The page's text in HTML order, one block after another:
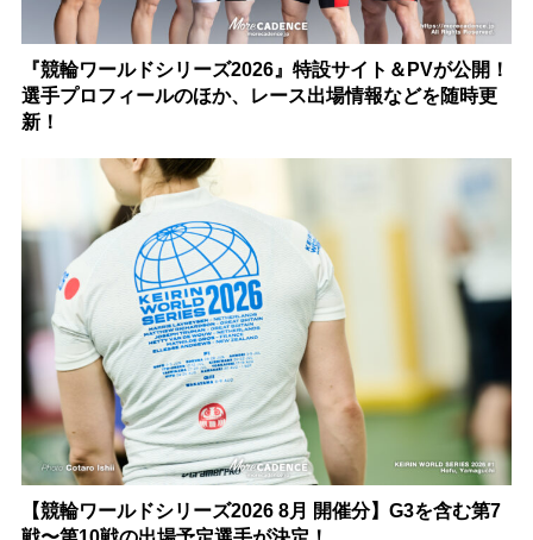
『競輪ワールドシリーズ2026』特設サイト＆PVが公開！
選手プロフィールのほか、レース出場情報などを随時更
新！
【競輪ワールドシリーズ2026 8月 開催分】G3を含む第7